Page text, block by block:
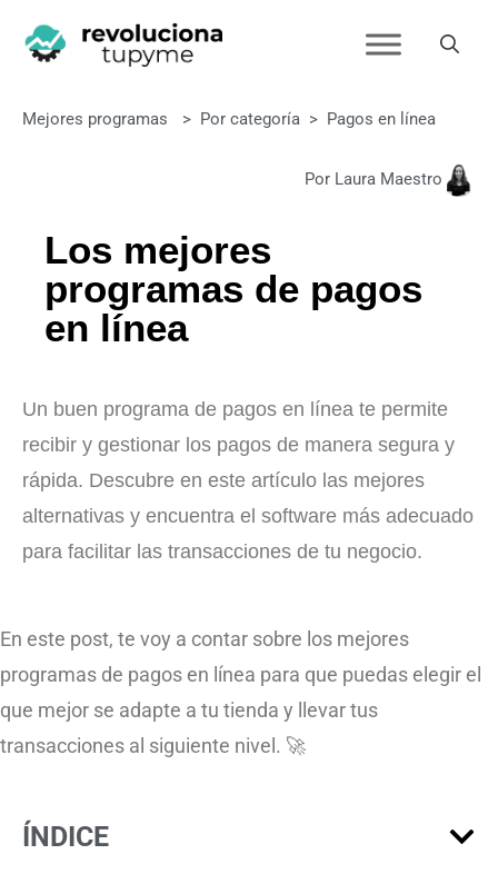
Mejores programas > Por categoría > Pagos en línea
Por Laura Maestro
Los mejores
programas de pagos
en línea
Un buen programa de pagos en línea te permite
recibir y gestionar los pagos de manera segura y
rápida. Descubre en este artículo las mejores
alternativas y encuentra el software más adecuado
para facilitar las transacciones de tu negocio.
En este post, te voy a contar sobre los mejores
programas de pagos en línea para que puedas elegir el
que mejor se adapte a tu tienda y llevar tus
transacciones al siguiente nivel. 🚀
ÍNDICE